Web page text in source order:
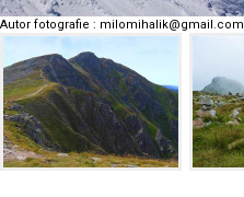
Autor fotografie : milomihalik@gmail.com